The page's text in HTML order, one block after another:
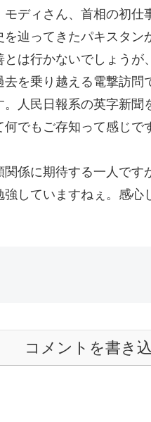
ディさん、首相の初
辿ってきたパキスタ
は行かないでしょうが
を乗り越える電撃訪問
人民日報系の英字新
でもご存知って感じ
係に期待する一人です
していますねぇ。感心
コメントを書き